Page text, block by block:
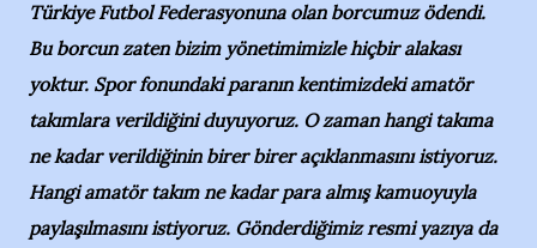
Türkiye Futbol Federasyonuna olan borcumuz ödendi.
Bu borcun zaten bizim yönetimimizle hiçbir alakası
yoktur. Spor fonundaki paranın kentimizdeki amatör
takımlara verildiğini duyuyoruz. O zaman hangi takıma
ne kadar verildiğinin birer birer açıklanmasını istiyoruz.
Hangi amatör takım ne kadar para almış kamuoyuyla
paylaşılmasını istiyoruz. Gönderdiğimiz resmi yazıya da